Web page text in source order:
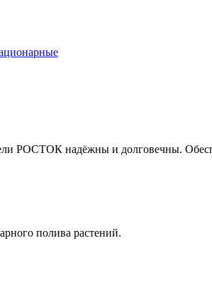
РОСТОК надёжны и долговечны.
полива растений.